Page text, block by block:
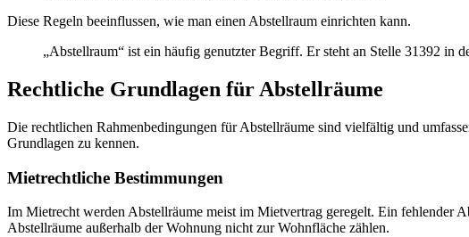
Diese Regeln beeinflussen, wie man einen Abstellraum einrichten kann.
„Abstellraum“ ist ein häufig genutzter Begriff. Er steht an Stelle 31392 in
Rechtliche Grundlagen für Abstellräume
Die rechtlichen Rahmenbedingungen für Abstellräume sind vielfältig und
Grundlagen zu kennen.
Mietrechtliche Bestimmungen
Im Mietrecht werden Abstellräume meist im Mietvertrag geregelt. Ein fehlender
Abstellräume außerhalb der Wohnung nicht zur Wohnfläche zählen.